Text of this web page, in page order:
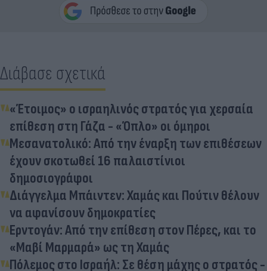
Διάβασε σχετικά
«Έτοιμος» ο ισραηλινός στρατός για χερσαία
επίθεση στη Γάζα - «Όπλο» οι όμηροι
Μεσανατολικό: Από την έναρξη των επιθέσεων
έχουν σκοτωθεί 16 παλαιστίνιοι
δημοσιογράφοι
Διάγγελμα Μπάιντεν: Χαμάς και Πούτιν θέλουν
να αφανίσουν δημοκρατίες
Ερντογάν: Από την επίθεση στον Πέρες, και το
«Μαβί Μαρμαρά» ως τη Χαμάς
Πόλεμος στο Ισραήλ: Σε θέση μάχης ο στρατός -